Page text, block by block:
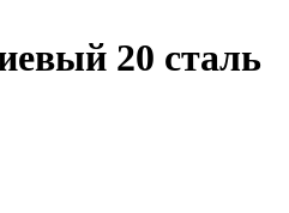
20 сталь